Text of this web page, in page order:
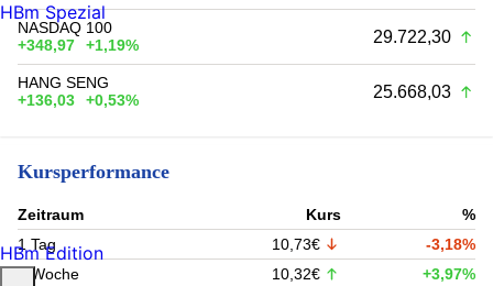
NASDAQ 100
+348,97
+1,19% 29.722,30
HANG SENG
+136,03
+0,53% 25.668,03
Kursperformance
Zeitraum Kurs
%
1 Tag
10,73€
-3,18%
1 Woche
10,32€
+3,97%
HBm Spezial
HBm Edition